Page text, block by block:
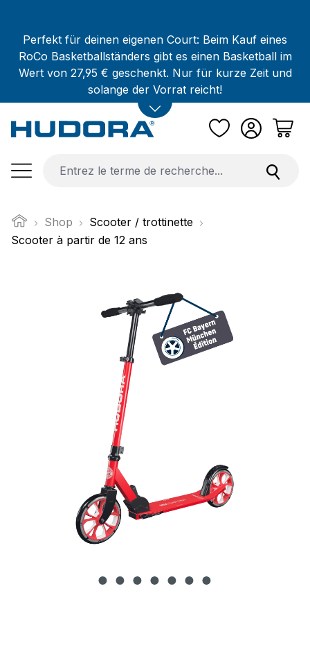
Perfekt für deinen eigenen Court: Beim Kauf eines
RoCo Basketballständers gibt es einen Basketball im
Wert von 27,95 € geschenkt. Nur für kurze Zeit und
solange der Vorrat reicht!
Shop
Scooter / trottinette
Scooter à partir de 12 ans